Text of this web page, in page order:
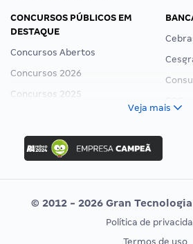
CONCURSOS PÚBLICOS EM
DESTAQUE
Concursos Abertos
Concursos 2026
Concursos 2025
Concurso Ibama
Concurso MPU
Editais publicados
CONCURSOS POR PROFISSÃO
Veja mais
© 2012 - 2026 Gran
Política de
Termos de uso